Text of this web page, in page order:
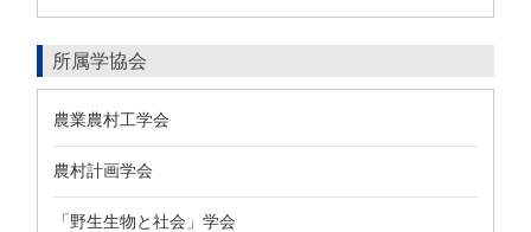
所属学協会
農業農村工学会
農村計画学会
「野生生物と社会」学会